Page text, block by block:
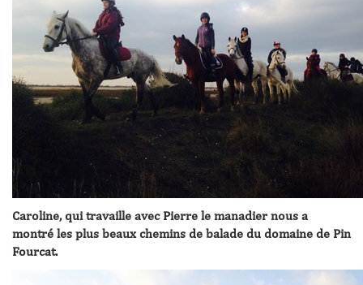
Caroline, qui travaille avec Pierre le manadier nous a
montré les plus beaux chemins de balade du domaine de Pin
Fourcat.